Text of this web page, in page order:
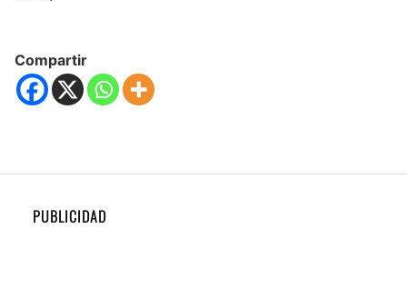
Compartir
PUBLICIDAD